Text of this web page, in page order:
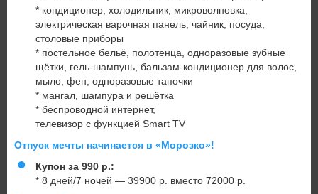
* кондиционер, холодильник, микроволновка,
электрическая варочная панель, чайник, посуда,
столовые приборы
* постельное бельё, полотенца, одноразовые зубные
щётки, гель-шампунь, бальзам-кондиционер для волос,
мыло, фен, одноразовые тапочки
* мангал, шампура и решётка
* беспроводной интернет,
телевизор с функцией Smart TV
Отпуск мечты начинается в «Морозко»!
Купон за 990 р.:
* 8 дней/7 ночей — 39900 р. вместо 72000 р.